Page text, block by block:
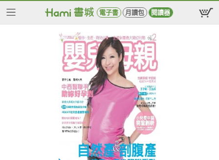
電子書 月讀包 閱讀器